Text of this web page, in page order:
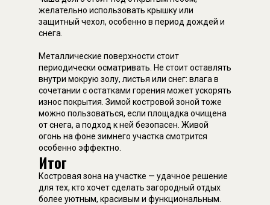
желательно использовать крышку или
защитный чехол, особенно в период дождей и
снега.
Металлические поверхности стоит
периодически осматривать. Не стоит оставлять
внутри мокрую золу, листья или снег: влага в
сочетании с остатками горения может ускорять
износ покрытия. Зимой костровой зоной тоже
можно пользоваться, если площадка очищена
от снега, а подход к ней безопасен. Живой
огонь на фоне зимнего участка смотрится
особенно эффектно.
Итог
Костровая зона на участке — удачное решение
для тех, кто хочет сделать загородный отдых
более уютным, красивым и функциональным.